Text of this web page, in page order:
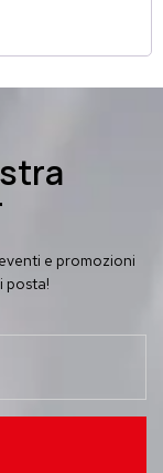
e promozioni
posta!